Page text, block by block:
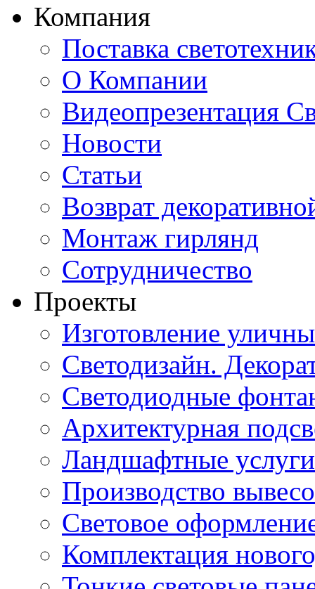
Компания
Поставка
О Компании
Видеопрезентация
Новости
Статьи
Возврат
Монтаж гирлянд
Сотрудничество
Проекты
Изготовление
Светодизайн.
Светодиодные
Архитектурная
Ландшафтные
Производство
Световое
Комплектация